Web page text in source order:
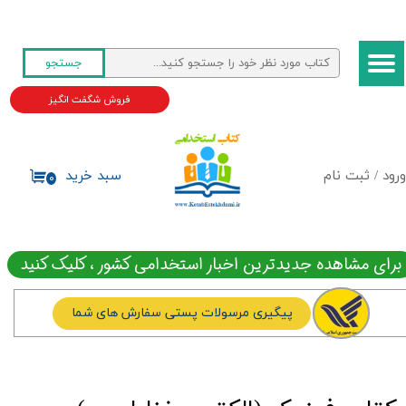
ورود / ثبت نام
حساب کاربری من
تغییر گذر واژه
جستجو
۰ سبد خرید
فروش شگفت انگیز
برای مشاهده جدیدترین اخبار استخدامی کشور ، کلیک کنید
پیگیری مرسولات پستی سفارش های شما